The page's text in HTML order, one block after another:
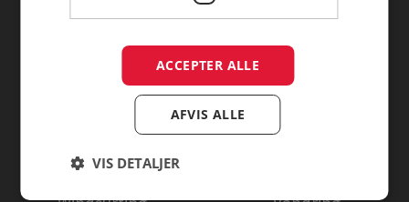
Find campingpladser ud fra
temaer
ACCEPTER ALLE
AFVIS ALLE
VIS DETALJER